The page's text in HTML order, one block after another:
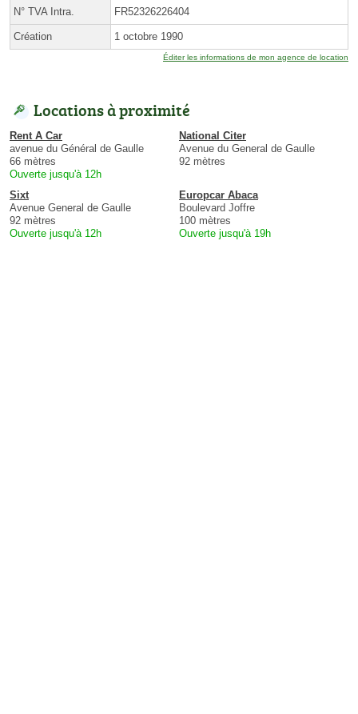
N° TVA Intra. FR52326226404
Création 1 octobre 1990
Éditer les informations de mon agence de location
Locations à proximité
Rent A Car
avenue du Général de Gaulle
66 mètres
Ouverte jusqu'à 12h
National Citer
Avenue du General de Gaulle
92 mètres
Sixt
Avenue General de Gaulle
92 mètres
Ouverte jusqu'à 12h
Europcar Abaca
Boulevard Joffre
100 mètres
Ouverte jusqu'à 19h